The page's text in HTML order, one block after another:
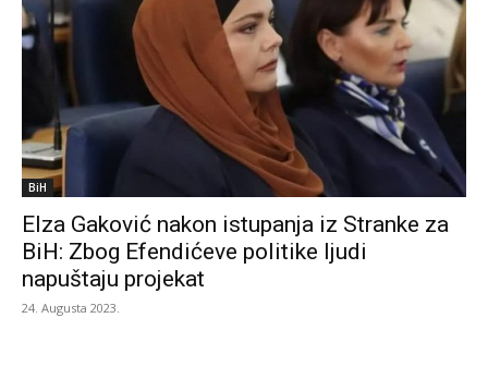
BiH
Elza Gaković nakon istupanja iz Stranke za
BiH: Zbog Efendićeve politike ljudi
napuštaju projekat
24. Augusta 2023.